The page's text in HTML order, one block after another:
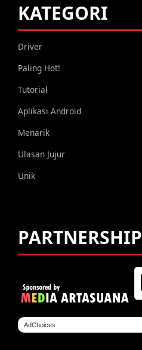
KATEGORI
Driver
Paling Hot!
Tutorial
Aplikasi Android
Menarik
Ulasan Jujur
Unik
PARTNERSHIP
AdChoices